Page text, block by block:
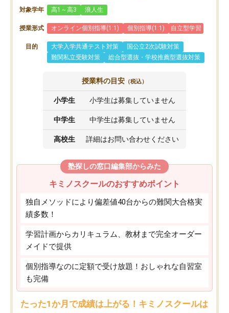
対象学年 高1～高3 浪人生
授業形式 オンライン個別指導(1:1) 個別指導(1:1) 自立型学習
目的 大学入学共通テスト対策
国公立2次試験対策
難関私立受験対策
総合型選抜・学校推薦型選抜対策
授業料の目安 （税込）
小学生 小学生は募集していません
中学生 中学生は募集していません
高校生 詳細はお問い合わせください
塾探しの窓口編集部からみた
キミノスクールのおすすめポイント
独自メソッドにより偏差値40台からの難関大合格実
績多数！
学習計画からカリキュラム、教材まで完全オーダー
メイドで提供
個別指導なのに定額で受け放題！おしゃれな自習室
も完備
たった1か月で成績は上がる！キミノスクールは